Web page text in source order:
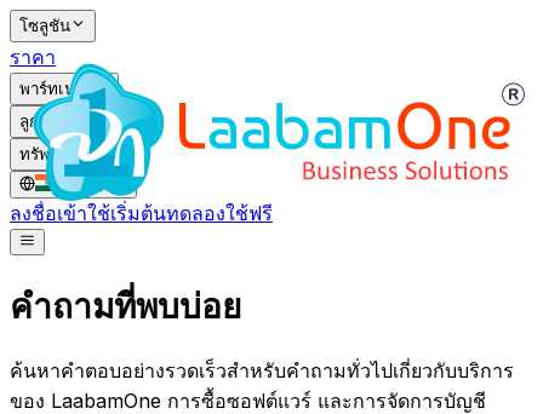
โซลูชัน
ราคา
พาร์ทเนอร์
ลูกค้า
ทรัพยากร
IN
/ TH
ลงชื่อเข้าใช้เริ่มต้นทดลองใช้ฟรี
คำถามที่พบบ่อย
ค้นหาคำตอบอย่างรวดเร็วสำหรับคำถามทั่วไปเกี่ยวกับบริการ
ของ LaabamOne การซื้อซอฟต์แวร์ และการจัดการบัญชี